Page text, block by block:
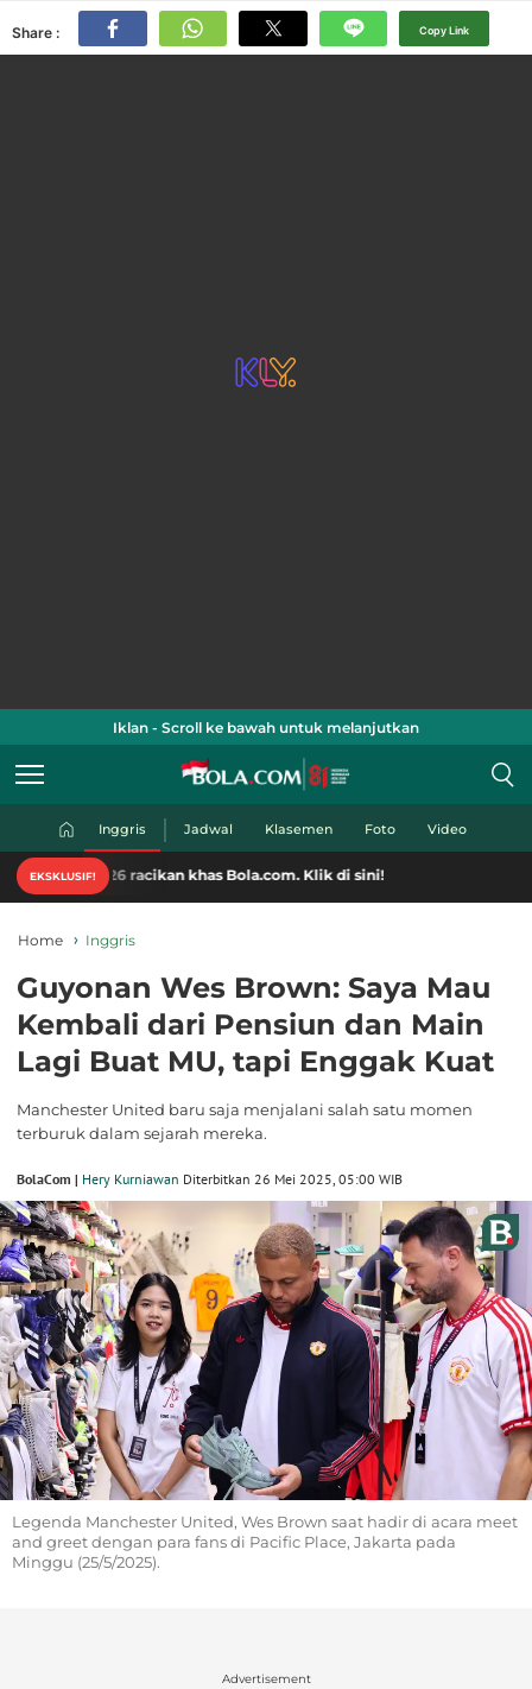
Share : Copy Link
Iklan - Scroll ke bawah untuk melanjutkan
Inggris Jadwal Klasemen Foto Video
EKSKLUSIF!
racikan khas Bola.com. Klik di sini!
Home Inggris
Guyonan Wes Brown: Saya Mau
Kembali dari Pensiun dan Main
Lagi Buat MU, tapi Enggak Kuat
Manchester United baru saja menjalani salah satu momen
terburuk dalam sejarah mereka.
BolaCom | Hery Kurniawan Diterbitkan 26 Mei 2025, 05:00 WIB
Legenda Manchester United, Wes Brown saat hadir di acara meet
and greet dengan para fans di Pacific Place, Jakarta pada
Minggu (25/5/2025).
Advertisement